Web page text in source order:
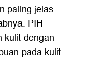
paling jelas
PIH
kulit dengan
pada kulit